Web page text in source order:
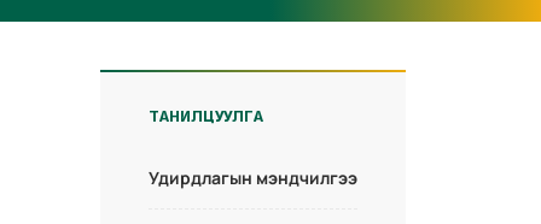
ТАНИЛЦУУЛГА
Удирдлагын мэндчилгээ